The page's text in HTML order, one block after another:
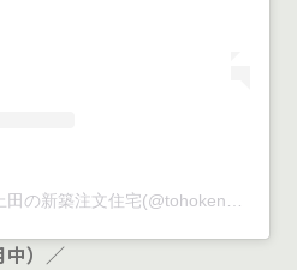
中）／